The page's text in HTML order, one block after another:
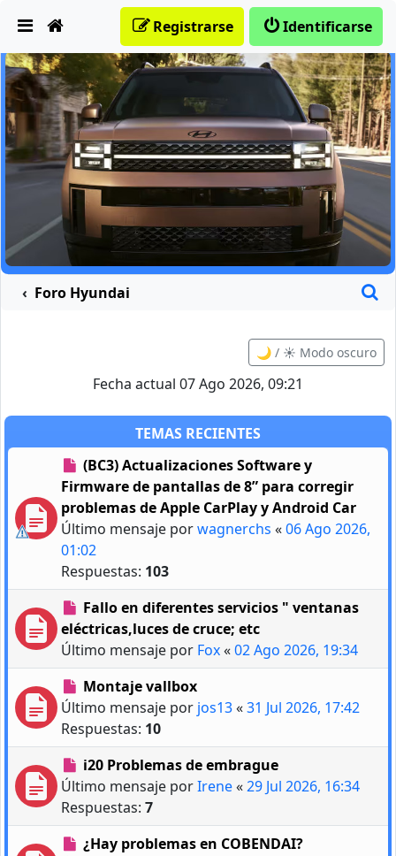
Identificarse
Registrarse
Foro Hyundai
🌙 / ☀️ Modo oscuro
Fecha actual 07 Ago 2026, 09:21
TEMAS RECIENTES
(BC3) Actualizaciones Software y
Firmware de pantallas de 8” para corregir
problemas de Apple CarPlay y Android Car
Último mensaje porwagnerchs «06 Ago 2026,
01:02
Respuestas: 103
Fallo en diferentes servicios " ventanas
eléctricas,luces de cruce; etc
Último mensaje por Fox«02 Ago 2026, 19:34
Montaje vallbox
Último mensaje por jos13«31 Jul 2026, 17:42
Respuestas: 10
i20 Problemas de embrague
Último mensaje porIrene«29 Jul 2026, 16:34
Respuestas: 7
¿Hay problemas en COBENDAI?